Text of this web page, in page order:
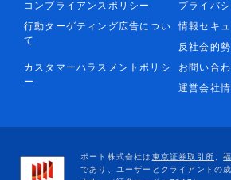
コンプライアンスポリシー
プライバ
行動ターゲティング広告につい
て
情報セキ
反社会的
カスタマーハラスメントポリシ
ー
お問い合
運営会社